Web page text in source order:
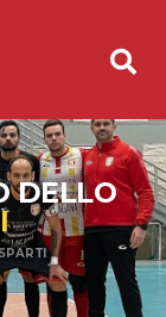
DELLO